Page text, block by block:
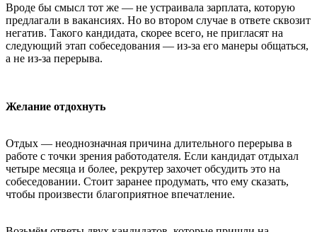
Вроде бы смысл тот же — не устраивала зарплата, которую
предлагали в вакансиях. Но во втором случае в ответе сквозит
негатив. Такого кандидата, скорее всего, не пригласят на
следующий этап собеседования — из-за его манеры общаться,
а не из-за перерыва.
Желание отдохнуть
Отдых — неоднозначная причина длительного перерыва в
работе с точки зрения работодателя. Если кандидат отдыхал
четыре месяца и более, рекрутер захочет обсудить это на
собеседовании. Стоит заранее продумать, что ему сказать,
чтобы произвести благоприятное впечатление.